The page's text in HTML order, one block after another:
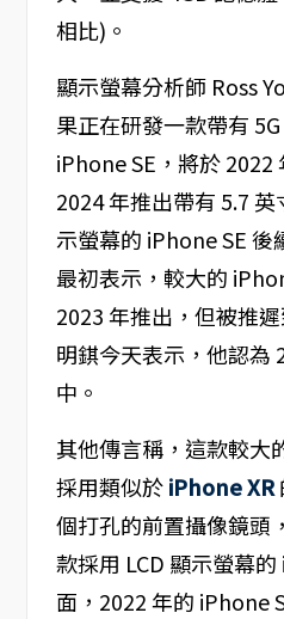
相比)。
顯示螢幕分析師 Ross
果正在研發一款帶有
iPhone SE，將於 2022
2024 年推出帶有 5.7 英
示螢幕的 iPhone SE 後
最初表示，較大的
2023 年推出，但被推
明錤今天表示，他認為
中。
其他傳言稱，這款較大
採用類似於iPhone XR
個打孔的前置攝像鏡頭
款採用 LCD 顯示螢幕
面，2022 年的 iPhone